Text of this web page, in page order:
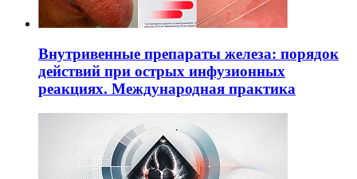
Внутривенные препараты железа: порядок
действий при острых инфузионных
реакциях. Международная практика